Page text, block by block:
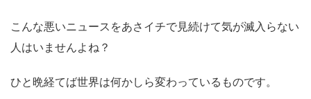
こんな悪いニュースをあさイチで見続けて気が滅入らない
人はいませんよね？
ひと晩経てば世界は何かしら変わっているものです。